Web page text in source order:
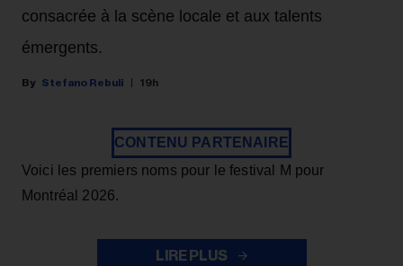
consacrée à la scène locale et aux talents
émergents.
Stefano Rebuli 19h
CONTENU PARTENAIRE
Voici les premiers noms pour le festival M pour
Montréal 2026.
LIRE PLUS